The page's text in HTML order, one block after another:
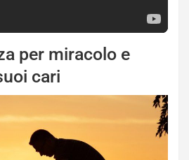
per miracolo e
cari